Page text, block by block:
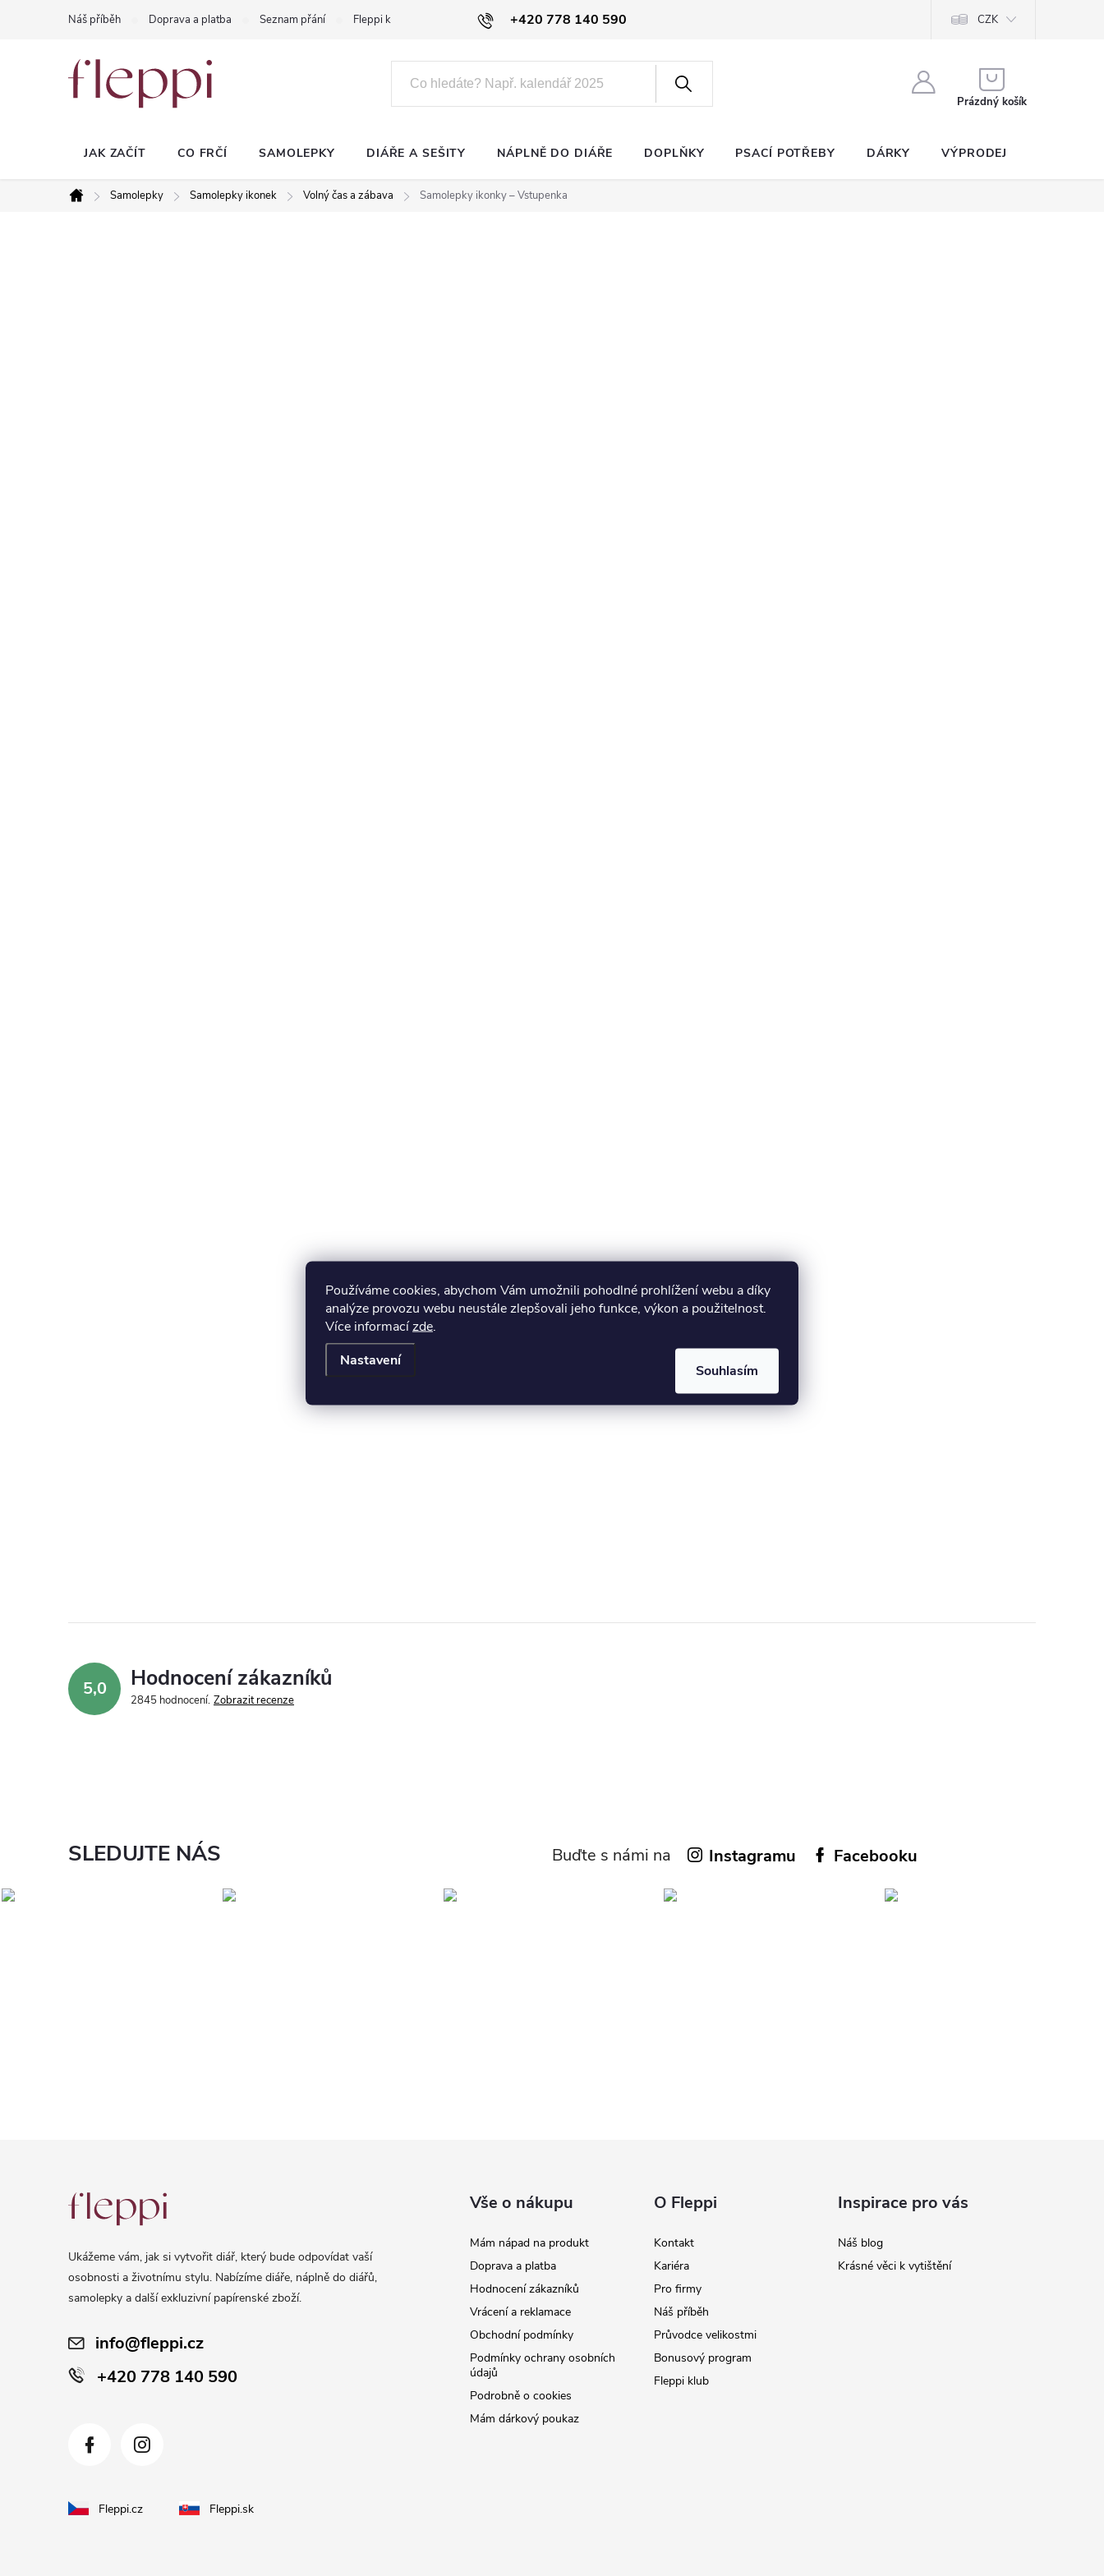
Používáme cookies, abychom Vám umožnili pohodlné prohlížení webu a díky
analýze provozu webu neustále zlepšovali jeho funkce, výkon a použitelnost.
Více informacízde.
Nastavení
Souhlasím
+420 778 140 590
Náš příběh Doprava a platba Seznam přání Fleppi klub CZK
KOŠÍK
Prázdný košík
JAK ZAČÍT CO FRČÍ SAMOLEPKY DIÁŘE A SEŠITY NÁPLNĚ DO DIÁŘE DOPLŇKY PSACÍ POTŘEBY DÁRKY VÝPRODEJ
Domů
Samolepky Samolepky ikonek Volný čas a zábava Samolepky ikonky – Vstupenka
5,0 Hodnocení zákazníků
2845 hodnocení Zobrazit recenze
SLEDUJTE NÁS Buďte s námi na Instagramu Facebooku
Ukážeme vám, jak si vytvořit diář, který bude odpovídat vaší
osobnosti a životnímu stylu. Nabízíme diáře, náplně do diářů,
samolepky a další exkluzivní papírenské zboží.
info@fleppi.cz
+420 778 140 590
Fleppi.cz Fleppi.sk
Vše o nákupu
Mám nápad na produkt
Doprava a platba
Hodnocení zákazníků
Vrácení a reklamace
Obchodní podmínky
Podmínky ochrany osobních
údajů
Podrobně o cookies
Mám dárkový poukaz
O Fleppi
Kontakt
Kariéra
Pro firmy
Náš příběh
Průvodce velikostmi
Bonusový program
Fleppi klub
Inspirace pro vás
Náš blog
Krásné věci k vytištění